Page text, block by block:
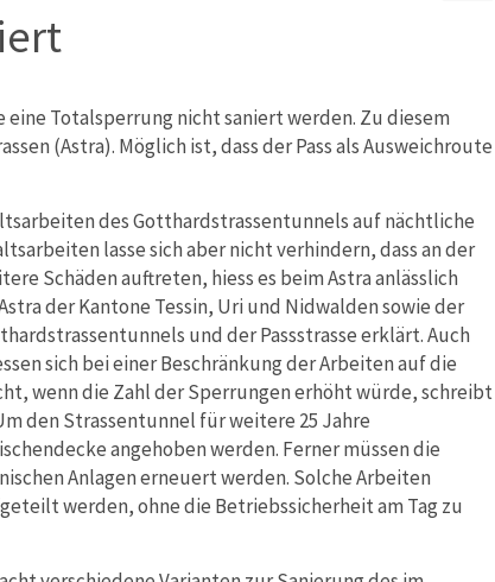
Totalsperrung nicht saniert werden. Zu diesem
(Astra). Möglich ist, dass der Pass als Ausweichroute
des Gotthardstrassentunnels auf nächtliche
lasse sich aber nicht verhindern, dass an der
Schäden auftreten, hiess es beim Astra anlässlich
der Kantone Tessin, Uri und Nidwalden sowie der
und der Passstrasse erklärt. Auch
sich bei einer Beschränkung der Arbeiten auf die
wenn die Zahl der Sperrungen erhöht würde, schreibt
den Strassentunnel für weitere 25 Jahre
angehoben werden. Ferner müssen die
Anlagen erneuert werden. Solche Arbeiten
werden, ohne die Betriebssicherheit am Tag zu